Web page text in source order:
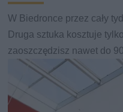
W Biedronce przez cały
Druga sztuka kosztuje
zaoszczędzisz nawet do